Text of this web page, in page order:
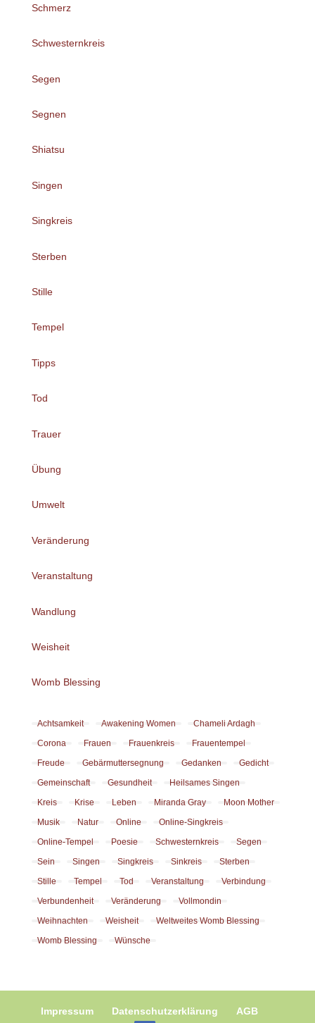
Schmerz
Schwesternkreis
Segen
Segnen
Shiatsu
Singen
Singkreis
Sterben
Stille
Tempel
Tipps
Tod
Trauer
Übung
Umwelt
Veränderung
Veranstaltung
Wandlung
Weisheit
Womb Blessing
Achtsamkeit Awakening Women
Chameli Ardagh
Corona
Frauen Frauenkreis
Frauentempel
Freude
Gebärmuttersegnung Gedanken
Gedicht
Gemeinschaft
Gesundheit
Heilsames Singen
Kreis
Krise Leben Miranda Gray
Moon Mother
Musik
Natur Online
Online-Singkreis
Online-Tempel
Poesie Schwesternkreis
Segen
Sein
Singen Singkreis Sinkreis
Sterben
Stille
Tempel Tod Veranstaltung
Verbindung
Verbundenheit
Veränderung
Vollmondin
Weihnachten
Weisheit
Weltweites Womb Blessing
Womb Blessing
Wünsche
Impressum Datenschutzerklärung AGB